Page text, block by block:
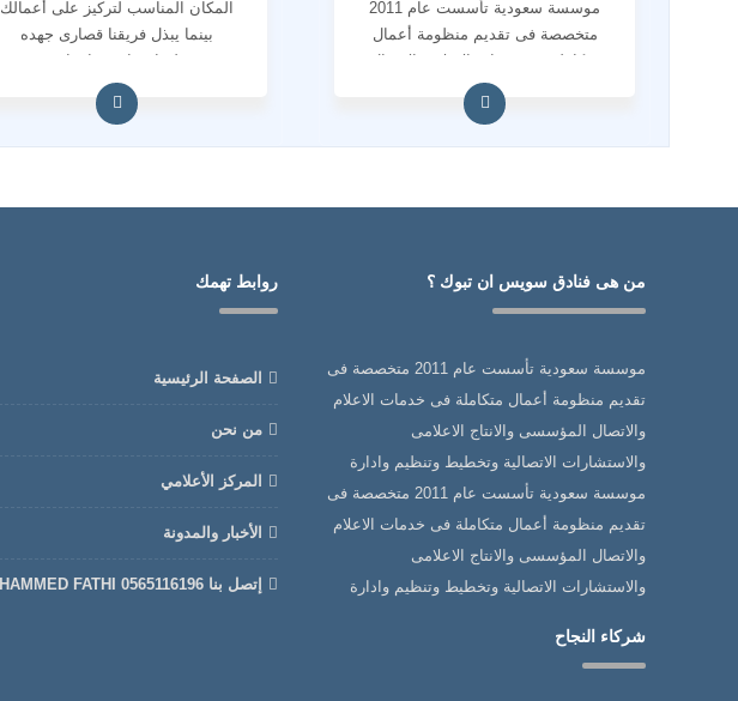
موسسة سعودية تأسست عام 2011
متخصصة فى تقديم منظومة أعمال
متكاملة فى خدمات الاعلام والاتصال
المؤسسى والانتاج الاعلامى
المكان المناسب لتركيز على أعمالك
بينما يبذل فريقنا قصارى جهده
لمناسبتك ونجاحها .
من هى فنادق سويس ان تبوك ؟
موسسة سعودية تأسست عام 2011 متخصصة فى
تقديم منظومة أعمال متكاملة فى خدمات الاعلام
والاتصال المؤسسى والانتاج الاعلامى
والاستشارات الاتصالية وتخطيط وتنظيم وادارة
موسسة سعودية تأسست عام 2011 متخصصة فى
تقديم منظومة أعمال متكاملة فى خدمات الاعلام
والاتصال المؤسسى والانتاج الاعلامى
والاستشارات الاتصالية وتخطيط وتنظيم وادارة
روابط تهمك
الصفحة الرئيسية
من نحن
المركز الأعلامي
الأخبار والمدونة
إتصل بنا MOHAMMED FATHI 0565116196
شركاء النجاح